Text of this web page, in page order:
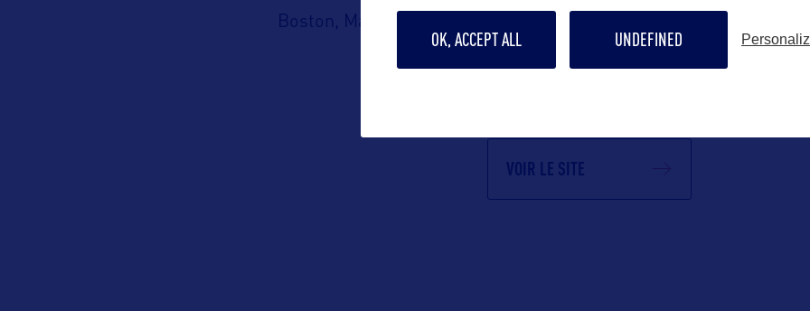
Boston, Massachusetts 02108
VOIR LE SITE
OK, ACCEPT ALL UNDEFINED